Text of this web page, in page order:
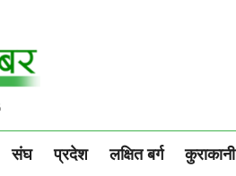
संघ प्रदेश लक्षित बर्ग कुराकानी